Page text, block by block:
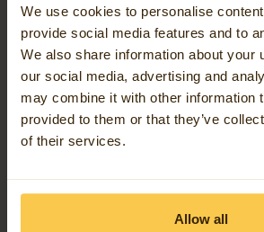
We use cookies to personalise
provide social media features and to
We also share information about your
our social media, advertising and
may combine it with other information
provided to them or that they’ve
of their services.
Allow all
Toegangen zijn belangrijk voor
voor hulpdiensten. En
duidelijk geïnventariseerd zijn.
Door die informatie centraal te
een ander proces. Dezelfde
ook gebruikt worden voor